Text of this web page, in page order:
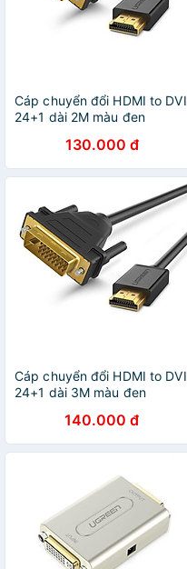
Cáp chuyển đổi HDMI to DVI
24+1 dài 2M màu đen
Hàng chính hãng
130.000 đ
Cáp chuyển đổi HDMI to DVI
24+1 dài 3M màu đen
Hàng chính hãng
140.000 đ